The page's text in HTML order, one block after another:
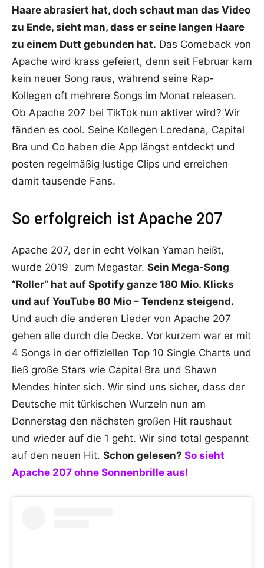
Haare abrasiert hat, doch schaut man das Video
zu Ende, sieht man, dass er seine langen Haare
zu einem Dutt gebunden hat. Das Comeback von
Apache wird krass gefeiert, denn seit Februar kam
kein neuer Song raus, während seine Rap-
Kollegen oft mehrere Songs im Monat releasen.
Ob Apache 207 bei TikTok nun aktiver wird? Wir
fänden es cool. Seine Kollegen Loredana, Capital
Bra und Co haben die App längst entdeckt und
posten regelmäßig lustige Clips und erreichen
damit tausende Fans.
So erfolgreich ist Apache 207
Apache 207, der in echt Volkan Yaman heißt,
wurde 2019 zum Megastar. Sein Mega-Song
“Roller” hat auf Spotify ganze 180 Mio. Klicks
und auf YouTube 80 Mio – Tendenz steigend.
Und auch die anderen Lieder von Apache 207
gehen alle durch die Decke. Vor kurzem war er mit
4 Songs in der offiziellen Top 10 Single Charts und
ließ große Stars wie Capital Bra und Shawn
Mendes hinter sich. Wir sind uns sicher, dass der
Deutsche mit türkischen Wurzeln nun am
Donnerstag den nächsten großen Hit raushaut
und wieder auf die 1 geht. Wir sind total gespannt
auf den neuen Hit. Schon gelesen? So sieht
Apache 207 ohne Sonnenbrille aus!